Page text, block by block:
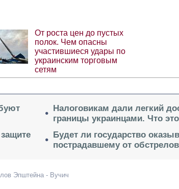
От роста цен до пустых
полок. Чем опасны
участившиеся удары по
украинским торговым
сетям
Налоговикам дали легкий
границы украинцами. Что
Будет ли государство
пострадавшему от обстрелов
Эпштейна - Вучич